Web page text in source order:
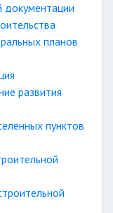
документации
планов
развития
пунктов